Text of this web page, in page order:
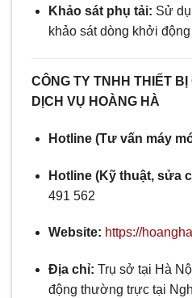
Khảo sát phụ tải: Sử
khảo sát dòng khởi
CÔNG TY TNHH THIẾT
DỊCH VỤ HOÀNG HÀ
Hotline (Tư vấn máy
Hotline (Kỹ thuật, sửa
491 562
Website: https://
Địa chỉ: Trụ sở tại Hà
động thường trực tại